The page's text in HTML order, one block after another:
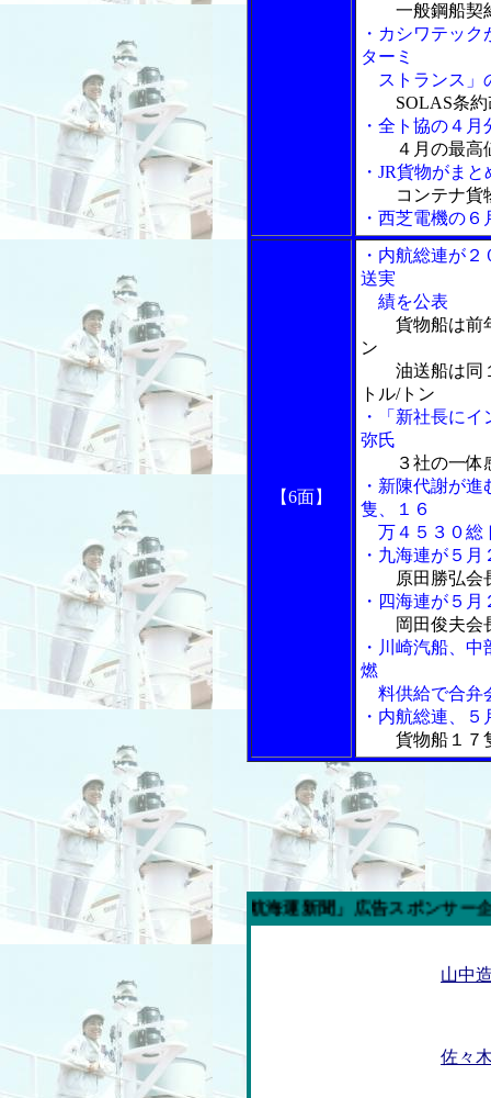
一般鋼船契
・カシワテッ
ターミ
ストランス」
SOLAS条
・全ト協の４
４月の最高
・JR貨物がま
コンテナ貨
・西芝電機の
【6面】
・内航総連が
送実
績を公表
貨物船は前
ン
油送船は同１
トル/トン
・「新社長に
弥氏
３社の一体
・新陳代謝が
隻、１６
万４５３０総
・九海連が５
原田勝弘会
・四海連が５
岡田俊夫会
・川崎汽船、
燃
料供給で合弁
・内航総連、
貨物船１７
今週の「内航海運新聞」広告スポンサー企業
山中
佐々